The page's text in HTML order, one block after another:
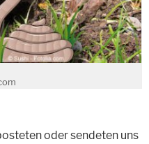
oder sendeten uns